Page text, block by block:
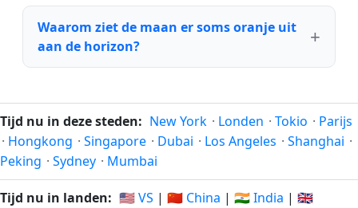
Waarom ziet de maan er soms oranje uit
aan de horizon?
Tijd nu in deze steden: New York · Londen · Tokio · Parijs
· Hongkong · Singapore · Dubai · Los Angeles · Shanghai ·
Peking · Sydney · Mumbai
Tijd nu in landen: 🇺🇸 VS | 🇨🇳 China | 🇮🇳 India | 🇬🇧